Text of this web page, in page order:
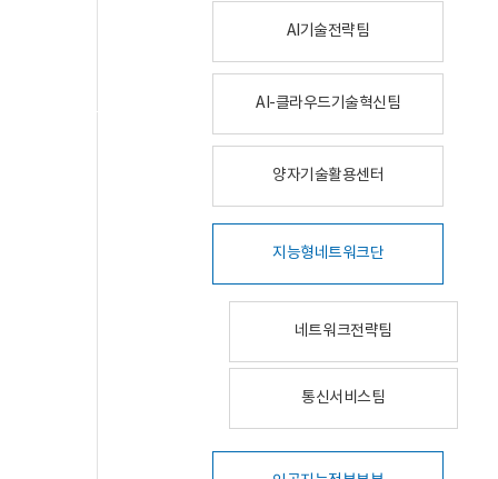
AI기술전략팀
AI-클라우드기술혁신팀
양자기술활용센터
지능형네트워크단
네트워크전략팀
통신서비스팀